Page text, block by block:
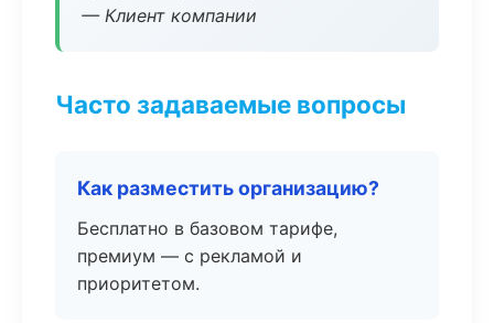
— Клиент компании
Часто задаваемые вопросы
Как разместить организацию?
Бесплатно в базовом тарифе,
премиум — с рекламой и
приоритетом.